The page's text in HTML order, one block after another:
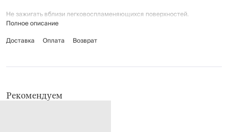
Не зажигать вблизи легковоспламеняющихся поверхностей.
Хранить в местах, недоступных для детей. Температура хранения от 0-
Полное описание
Доставка
Оплата Возврат
Рекомендуем